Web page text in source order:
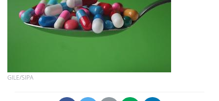
GILE/SIPA